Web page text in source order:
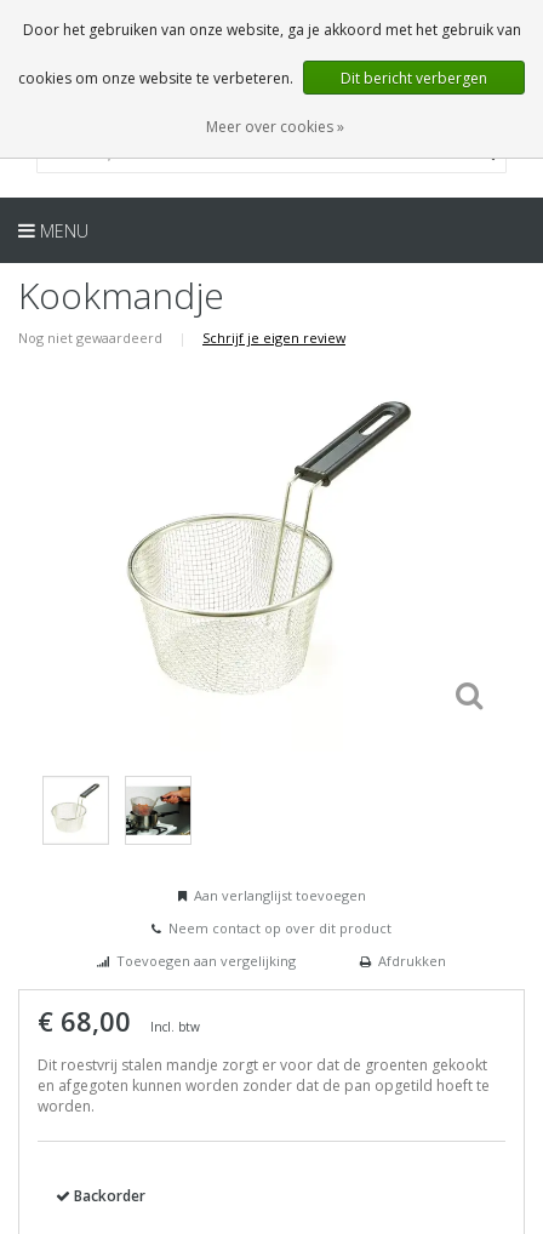
0 Artikelen
NL
MENU
Kookmandje
Nog niet gewaardeerd | Schrijf je eigen review
Aan verlanglijst toevoegen
Neem contact op over dit product
Toevoegen aan vergelijking
Afdrukken
€ 68,00 Incl. btw
Dit roestvrij stalen mandje zorgt er voor dat de groenten gekookt
en afgegoten kunnen worden zonder dat de pan opgetild hoeft te
worden.
Backorder
Door het gebruiken van onze website, ga je akkoord met het gebruik van
cookies om onze website te verbeteren. Dit bericht verbergen
Meer over cookies »